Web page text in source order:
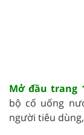
Mở đầu trang
bộ cố uống
người tiêu